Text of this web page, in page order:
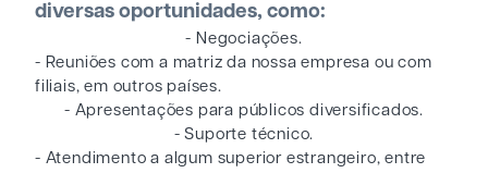
diversas oportunidades, como:
- Negociações.
- Reuniões com a matriz da nossa empresa ou com
filiais, em outros países.
- Apresentações para públicos diversificados.
- Suporte técnico.
- Atendimento a algum superior estrangeiro, entre